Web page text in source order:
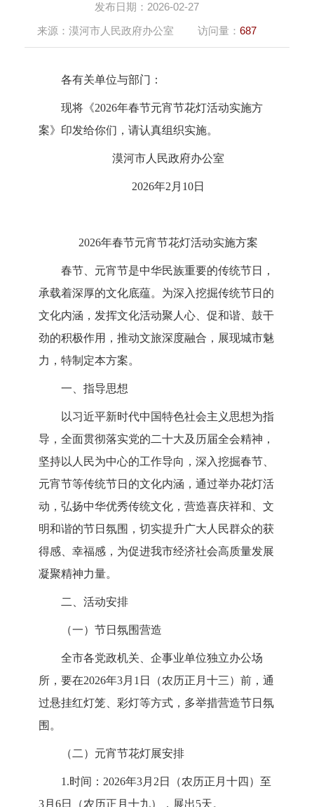
发布日期： 2026-02-27
来源： 漠河市人民政府办公室 访问量： 687
各有关单位与部门：
现将《2026年春节元宵节花灯活动实施方
案》印发给你们， 请认真组织实施。
漠河市人民政府办公室
2026年2月10日
2026年春节元宵节花灯活动实施方案
春节、元宵节是中华民族重要的传统节日，
承载着深厚的文化底蕴。为深入挖掘传统节日的
文化内涵，发挥文化活动聚人 心、促和谐、鼓干
劲的积极作用，推动文旅深度融合，展现城市魅
力，特制定本方案。
一、指导思想
以习近平新时代中国特色社会主义思想为指
导，全面贯彻落实党的二十大及历届全会精神，
坚持以人民为中心的工作导向， 深入挖掘春节、
元宵节等传统节日的文化内涵，通过举办花灯活
动，弘扬中华优秀传统文化，营造喜庆祥和、文
明和谐的节日氛围，切实提升广大人民群众的获
得感、幸福感，为促进我市经济社会高质量发展
凝聚精神力量。
二、活动安排
（一）节日氛围营造
全市各党政机关、企事业单位独立办公场
所，要在2026年3月1日（农历正月十三）前，通
过悬挂红灯笼、彩灯等方式， 多举措营造节日氛
围。
（二）元宵节花灯展安排
1.时间： 2026年3月2日（农历正月十四）至
3月6日（农历正月十九），展出5天。